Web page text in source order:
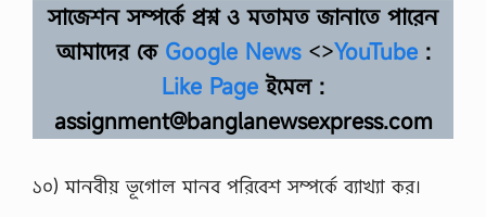
সাজেশন সম্পর্কে প্রশ্ন ও মতামত জানাতে পারেন
আমাদের কে Google News<>YouTube :
Like Page ইমেল :
assignment@banglanewsexpress.com
১০) মানবীয় ভূগােল মানব পরিবেশ সম্পর্কে ব্যাখ্যা কর।